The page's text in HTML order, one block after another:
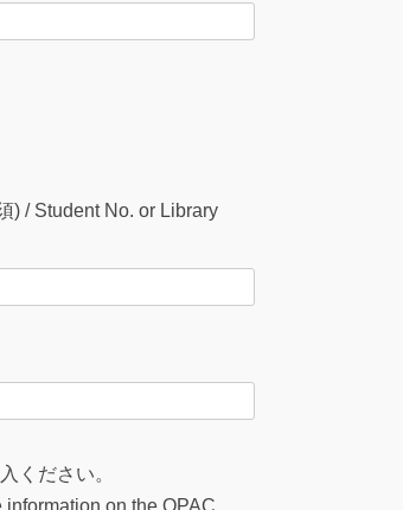
) / Student No. or Library
ください。
on the OPAC.